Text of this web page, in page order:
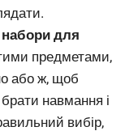
набори для
предметами,
або ж, щоб
навмання і
вибір,